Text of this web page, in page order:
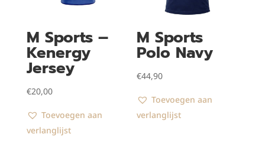
M Sports –
Kenergy
Jersey
€20,00
Toevoegen aan
verlanglijst
M Sports
Polo Navy
€44,90
Toevoegen aan
verlanglijst